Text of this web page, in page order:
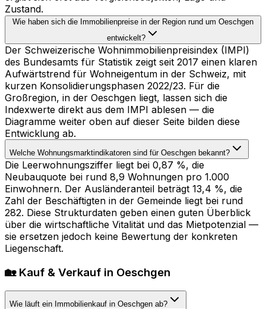
Zustand.
Wie haben sich die Immobilienpreise in der Region rund um Oeschgen
entwickelt?
Der Schweizerische Wohnimmobilienpreisindex (IMPI)
des Bundesamts für Statistik zeigt seit 2017 einen klaren
Aufwärtstrend für Wohneigentum in der Schweiz, mit
kurzen Konsolidierungsphasen 2022/23. Für die
Großregion, in der Oeschgen liegt, lassen sich die
Indexwerte direkt aus dem IMPI ablesen — die
Diagramme weiter oben auf dieser Seite bilden diese
Entwicklung ab.
Welche Wohnungsmarktindikatoren sind für Oeschgen bekannt?
Die Leerwohnungsziffer liegt bei 0,87 %, die
Neubauquote bei rund 8,9 Wohnungen pro 1.000
Einwohnern. Der Ausländeranteil beträgt 13,4 %, die
Zahl der Beschäftigten in der Gemeinde liegt bei rund
282. Diese Strukturdaten geben einen guten Überblick
über die wirtschaftliche Vitalität und das Mietpotenzial —
sie ersetzen jedoch keine Bewertung der konkreten
Liegenschaft.
🏡 Kauf & Verkauf in Oeschgen
Wie läuft ein Immobilienkauf in Oeschgen ab?